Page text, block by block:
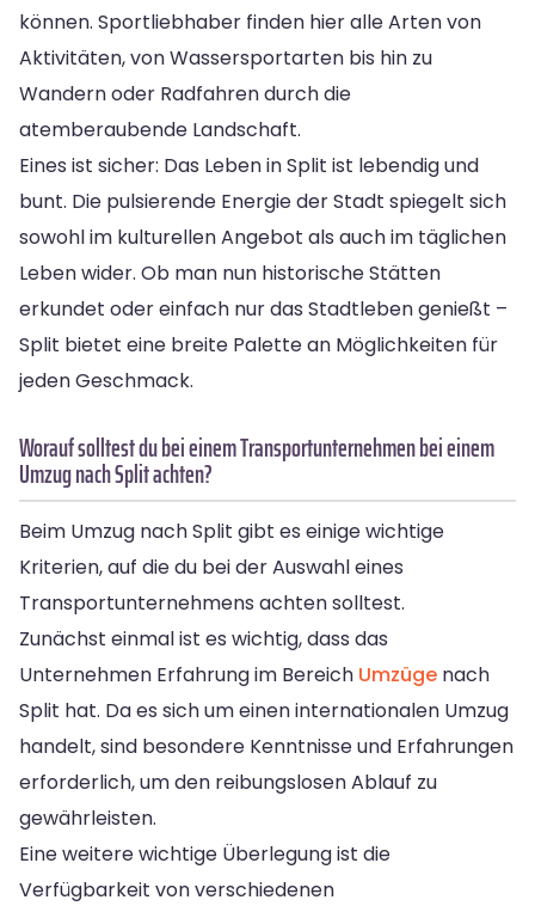
können. Sportliebhaber finden hier alle Arten von
Aktivitäten, von Wassersportarten bis hin zu
Wandern oder Radfahren durch die
atemberaubende Landschaft.
Eines ist sicher: Das Leben in Split ist lebendig und
bunt. Die pulsierende Energie der Stadt spiegelt sich
sowohl im kulturellen Angebot als auch im täglichen
Leben wider. Ob man nun historische Stätten
erkundet oder einfach nur das Stadtleben genießt –
Split bietet eine breite Palette an Möglichkeiten für
jeden Geschmack.
Worauf solltest du bei einem Transportunternehmen bei einem
Umzug nach Split achten?
Beim Umzug nach Split gibt es einige wichtige
Kriterien, auf die du bei der Auswahl eines
Transportunternehmens achten solltest.
Zunächst einmal ist es wichtig, dass das
Unternehmen Erfahrung im Bereich Umzüge nach
Split hat. Da es sich um einen internationalen Umzug
handelt, sind besondere Kenntnisse und Erfahrungen
erforderlich, um den reibungslosen Ablauf zu
gewährleisten.
Eine weitere wichtige Überlegung ist die
Verfügbarkeit von verschiedenen